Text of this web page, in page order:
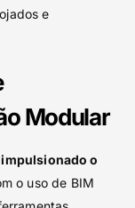
e
Modular
o
o uso de BIM